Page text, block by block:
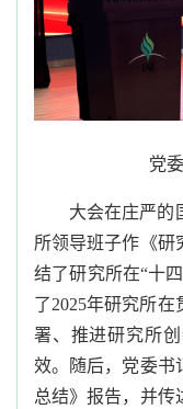
党
大会在庄严的
所领导班子作《研
结了研究所在“十
了2025年研究所在
署、 推进研究所
效。随后，党委书
总结》报告，并传